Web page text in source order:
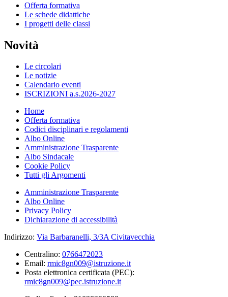
Offerta formativa
Le schede didattiche
I progetti delle classi
Novità
Le circolari
Le notizie
Calendario eventi
ISCRIZIONI a.s.2026-2027
Home
Offerta formativa
Codici disciplinari e regolamenti
Albo Online
Amministrazione Trasparente
Albo Sindacale
Cookie Policy
Tutti gli Argomenti
Amministrazione Trasparente
Albo Online
Privacy Policy
Dichiarazione di accessibilità
Indirizzo: Via Barbaranelli, 3/3A Civitavecchia
Centralino: 0766472023
Email: rmic8gn009@istruzione.it
Posta elettronica certificata (PEC):
rmic8gn009@pec.istruzione.it